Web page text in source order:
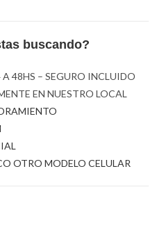
buscando?
48HS – SEGURO INCLUIDO
EN NUESTRO LOCAL
OTRO MODELO CELULAR